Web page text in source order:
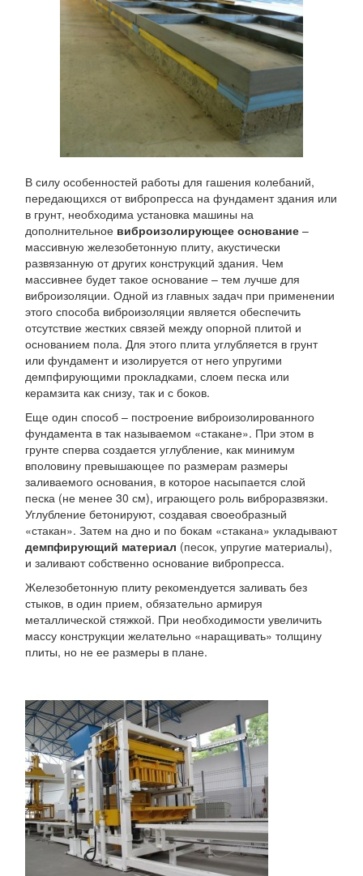
В силу особенностей работы для гашения колебаний,
передающихся от вибропресса на фундамент здания или
в грунт, необходима установка машины на
дополнительное виброизолирующее основание –
массивную железобетонную плиту, акустически
развязанную от других конструкций здания. Чем
массивнее будет такое основание – тем лучше для
виброизоляции. Одной из главных задач при применении
этого способа виброизоляции является обеспечить
отсутствие жестких связей между опорной плитой и
основанием пола. Для этого плита углубляется в грунт
или фундамент и изолируется от него упругими
демпфирующими прокладками, слоем песка или
керамзита как снизу, так и с боков.
Еще один способ – построение виброизолированного
фундамента в так называемом «стакане». При этом в
грунте сперва создается углубление, как минимум
вполовину превышающее по размерам размеры
заливаемого основания, в которое насыпается слой
песка (не менее 30 см), играющего роль виброразвязки.
Углубление бетонируют, создавая своеобразный
«стакан». Затем на дно и по бокам «стакана» укладывают
демпфирующий материал (песок, упругие материалы),
и заливают собственно основание вибропресса.
Железобетонную плиту рекомендуется заливать без
стыков, в один прием, обязательно армируя
металлической стяжкой. При необходимости увеличить
массу конструкции желательно «наращивать» толщину
плиты, но не ее размеры в плане.